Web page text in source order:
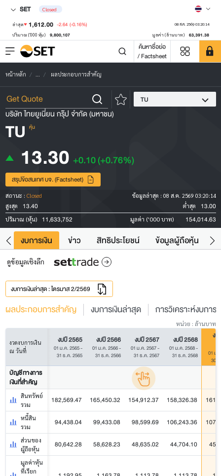
SET Closed
ล่าสุด 1,612.00 -2.64 (-0.16%) 08 ส.ค. 2569 03:20:14
ปริมาณ ('000 หุ้น) 9,800,107 มูลค่า (ล้านบาท) 63,391.38
ค้นหาชื่อย่อ
/ Factsheet
หน้าหลัก ... ผลประกอบการสำคัญ
TU
บริษัท ไทยยูเนี่ยน กรุ๊ป จำกัด (มหาชน)
TU หุ้น
13.30 +0.10(+0.76%)
สรุปข้อสนเทศ บจ. (Factsheet)
สถานะ : Closed ข้อมูลล่าสุด : 08 ส.ค. 2569 03:20:14
สูงสุด
13.40 ต่ำสุด 13.00
ปริมาณ (หุ้น) 11,633,752 มูลค่า ('000 บาท) 154,014.63
งบการเงิน ข่าว สิทธิประโยชน์ ข้อมูลผู้ถือหุ้น
ดูข้อมูลเชิงลึก
งบการเงินล่าสุด : ไตรมาส 2/2569
ผลประกอบการสำคัญ งบการเงินล่าสุด การวิเคราะห์งบการ
หน่วย : ล้านบาท
งวดงบการเงิน
ณ วันที่
งบปี 2565
01 ม.ค. 2565 -
31 ธ.ค. 2565
งบปี 2566
01 ม.ค. 2566 -
31 ธ.ค. 2566
งบปี 2567
01 ม.ค. 2567 -
31 ธ.ค. 2567
งบปี 2568
01 ม.ค. 2568 -
31 ธ.ค. 2568
งบ
01 ม.
30
บัญชีทางการ
เงินที่สำคัญ
สินทรัพย์
รวม
182,569.47 165,450.32 154,912.37 158,326.38
หนี้สิน
รวม
94,438.04 99,433.08 98,599.69 106,243.36
ส่วนของ
ผู้ถือหุ้น
80,642.28 58,628.23 48,635.02 44,704.10
มูลค่าหุ้น
ที่เรียก